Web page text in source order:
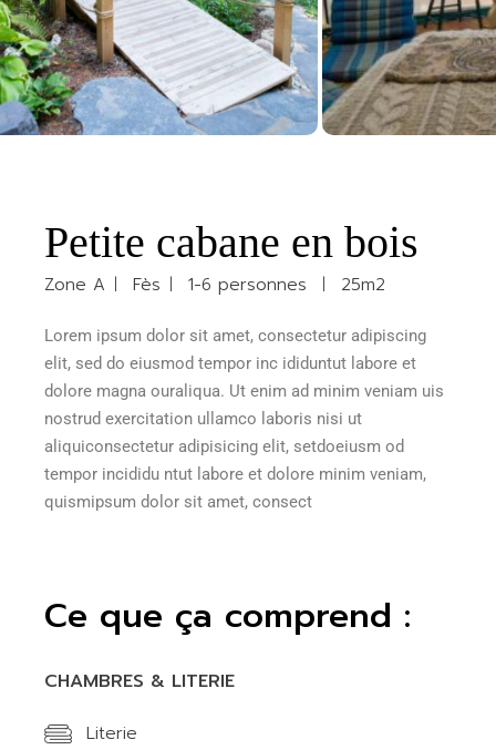
Petite cabane en bois
Zone A Fès 1-6 personnes 25m2
Lorem ipsum dolor sit amet, consectetur adipiscing
elit, sed do eiusmod tempor inc ididuntut labore et
dolore magna ouraliqua. Ut enim ad minim veniam uis
nostrud exercitation ullamco laboris nisi ut
aliquiconsectetur adipisicing elit, setdoeiusm od
tempor incididu ntut labore et dolore minim veniam,
quismipsum dolor sit amet, consect
Ce que ça comprend :
CHAMBRES & LITERIE
Literie